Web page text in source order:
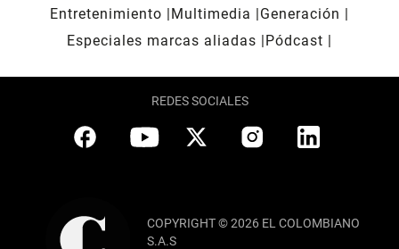
Entretenimiento
Multimedia
Generación
Especiales marcas aliadas
Pódcast
REDES SOCIALES
COPYRIGHT © 2026 EL COLOMBIANO
S.A.S